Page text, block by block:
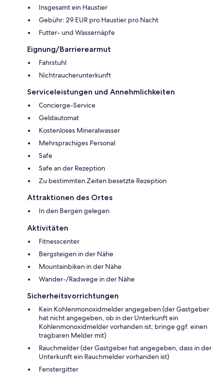
Insgesamt ein Haustier
Gebühr: 29 EUR pro Haustier pro Nacht
Futter- und Wassernäpfe
Eignung/Barrierearmut
Fahrstuhl
Nichtraucherunterkunft
Serviceleistungen und Annehmlichkeiten
Concierge-Service
Geldautomat
Kostenloses Mineralwasser
Mehrsprachiges Personal
Safe
Safe an der Rezeption
Zu bestimmten Zeiten besetzte Rezeption
Attraktionen des Ortes
In den Bergen gelegen
Aktivitäten
Fitnesscenter
Bergsteigen in der Nähe
Mountainbiken in der Nähe
Wander-/Radwege in der Nähe
Sicherheitsvorrichtungen
Kein Kohlenmonoxidmelder angegeben (der Gastgeber
hat nicht angegeben, ob in der Unterkunft ein
Kohlenmonoxidmelder vorhanden ist; bringe ggf. einen
tragbaren Melder mit)
Rauchmelder (der Gastgeber hat angegeben, dass in der
Unterkunft ein Rauchmelder vorhanden ist)
Fenstergitter